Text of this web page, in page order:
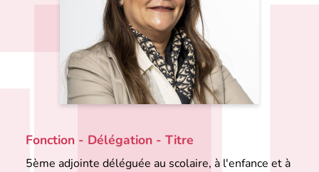
Fonction - Délégation - Titre
5ème adjointe déléguée au scolaire, à l'enfance et à